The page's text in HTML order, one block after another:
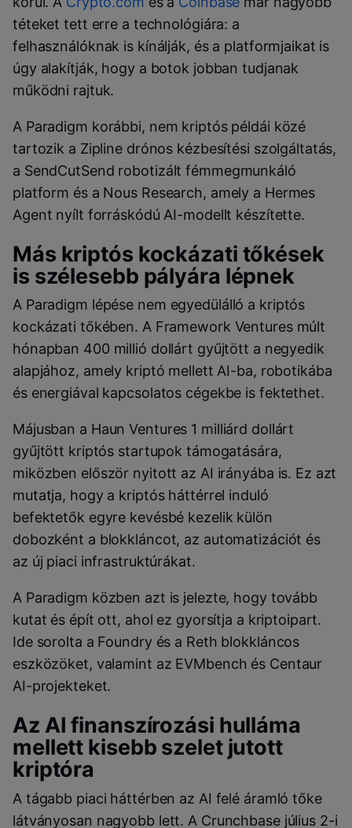
téteket tett erre a technológiára: a
felhasználóknak is kínálják, és a platformjaikat is
úgy alakítják, hogy a botok jobban tudjanak
működni rajtuk.
A Paradigm korábbi, nem kriptós példái közé
tartozik a Zipline drónos kézbesítési szolgáltatás,
a SendCutSend robotizált fémmegmunkáló
platform és a Nous Research, amely a Hermes
Agent nyílt forráskódú AI-modellt készítette.
Más kriptós kockázati tőkések
is szélesebb pályára lépnek
A Paradigm lépése nem egyedülálló a kriptós
kockázati tőkében. A Framework Ventures múlt
hónapban 400 millió dollárt gyűjtött a negyedik
alapjához, amely kriptó mellett AI-ba, robotikába
és energiával kapcsolatos cégekbe is fektethet.
Májusban a Haun Ventures 1 milliárd dollárt
gyűjtött kriptós startupok támogatására,
miközben először nyitott az AI irányába is. Ez azt
mutatja, hogy a kriptós háttérrel induló
befektetők egyre kevésbé kezelik külön
dobozként a blokkláncot, az automatizációt és
az új piaci infrastruktúrákat.
A Paradigm közben azt is jelezte, hogy tovább
kutat és épít ott, ahol ez gyorsítja a kriptoipart.
Ide sorolta a Foundry és a Reth blokkláncos
eszközöket, valamint az EVMbench és Centaur
AI-projekteket.
Az AI finanszírozási hulláma
mellett kisebb szelet jutott
kriptóra
A tágabb piaci háttérben az AI felé áramló tőke
látványosan nagyobb lett. A Crunchbase július 2-i